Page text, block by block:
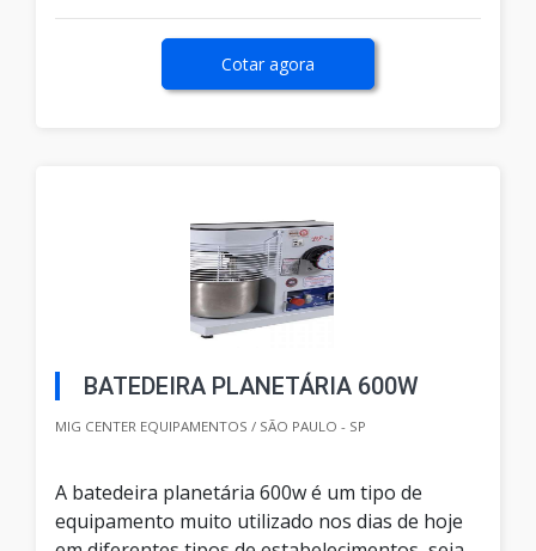
Cotar agora
BATEDEIRA PLANETÁRIA 600W
MIG CENTER EQUIPAMENTOS / SÃO PAULO - SP
A batedeira planetária 600w é um tipo de
equipamento muito utilizado nos dias de hoje